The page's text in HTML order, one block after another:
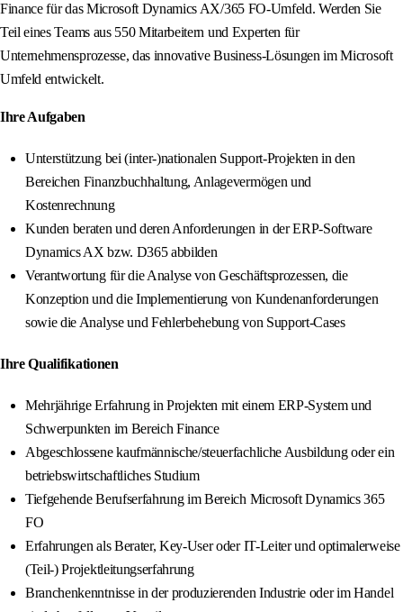
Finance für das Microsoft Dynamics AX/365 FO-Umfeld. Werden Sie
Teil eines Teams aus 550 Mitarbeitern und Experten für
Unternehmensprozesse, das innovative Business-Lösungen im Microsoft
Umfeld entwickelt.
Ihre Aufgaben
Unterstützung bei (inter-)nationalen Support-Projekten in den
Bereichen Finanzbuchhaltung, Anlagevermögen und
Kostenrechnung
Kunden beraten und deren Anforderungen in der ERP-Software
Dynamics AX bzw. D365 abbilden
Verantwortung für die Analyse von Geschäftsprozessen, die
Konzeption und die Implementierung von Kundenanforderungen
sowie die Analyse und Fehlerbehebung von Support-Cases
Ihre Qualifikationen
Mehrjährige Erfahrung in Projekten mit einem ERP-System und
Schwerpunkten im Bereich Finance
Abgeschlossene kaufmännische/steuerfachliche Ausbildung oder ein
betriebswirtschaftliches Studium
Tiefgehende Berufserfahrung im Bereich Microsoft Dynamics 365
FO
Erfahrungen als Berater, Key-User oder IT-Leiter und optimalerweise
(Teil-) Projektleitungserfahrung
Branchenkenntnisse in der produzierenden Industrie oder im Handel